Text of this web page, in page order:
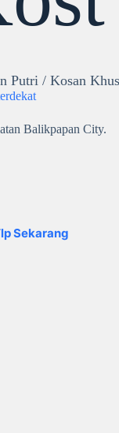
Putri / Kosan
Balikpapan City.
Sekarang